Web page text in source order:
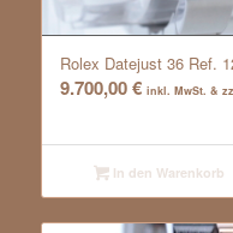
Rolex Datejust 36 Ref.
9.700,00€ inkl. MwSt. &
In den Warenkorb